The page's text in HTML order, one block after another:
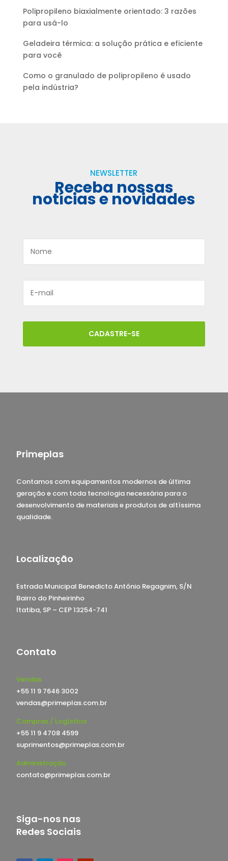
Polipropileno biaxialmente orientado: 3 razões
para usá-lo
Geladeira térmica: a solução prática e eficiente
para você
Como o granulado de polipropileno é usado
pela indústria?
NEWSLETTER
Receba nossas
notícias e novidades
CADASTRE-SE
Primeplas
Contamos com equipamentos modernos de última
geração e com toda tecnologia necessária para o
desenvolvimento de materiais e produtos de altíssima
qualidade.
Localização
Estrada Municipal Benedicto Antônio Regagnim, S/N
Bairro do Pinheirinho
Itatiba, SP – CEP 13254-741
Contato
Vendas
+55 11 9 7646 3002
vendas@primeplas.com.br
Compras / Logística
+55 11 9 4708 4599
suprimentos@primeplas.com.br
Administração
contato@primeplas.com.br
Siga-nos nas
Redes Sociais